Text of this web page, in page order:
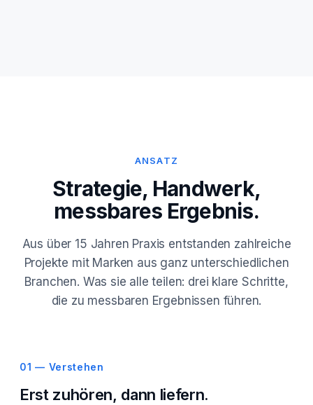
ANSATZ
Strategie, Handwerk,
messbares Ergebnis.
Aus über 15 Jahren Praxis entstanden zahlreiche
Projekte mit Marken aus ganz unterschiedlichen
Branchen. Was sie alle teilen: drei klare Schritte,
die zu messbaren Ergebnissen führen.
01 — Verstehen
Erst zuhören, dann liefern.